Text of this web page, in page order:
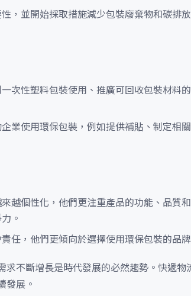
，並開始採取措施減少包裝廢棄物和碳排
次性塑料包裝使用、推廣可回收包裝材料
業使用環保包裝，例如提供補貼、制定相
越個性化，他們更注重產品的功能、品質
。
任，他們更傾向於選擇使用環保包裝的品
求不斷增長是時代發展的必然趨勢。快遞
發展。